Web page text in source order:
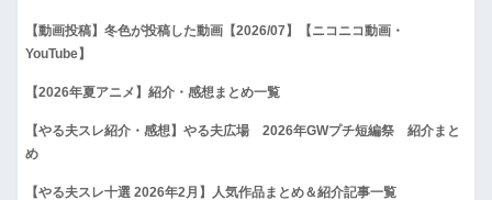
【動画投稿】冬色が投稿した動画【2026/07】【ニコニコ動画・
YouTube】
【2026年夏アニメ】紹介・感想まとめ一覧
【やる夫スレ紹介・感想】やる夫広場 2026年GWプチ短編祭 紹介まと
め
【やる夫スレ十選 2026年2月】人気作品まとめ＆紹介記事一覧